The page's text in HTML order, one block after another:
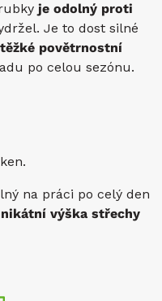
je odolný proti
Je to dost silné
povětrnostní
po celou sezónu.
na práci po celý den
výška střechy